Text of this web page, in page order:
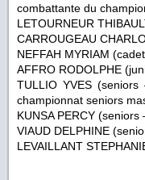
combattante du
LETOURNEUR
CARROUGEAU
NEFFAH MYRIAM
AFFRO RODOLPHE
TULLIO YVES
championnat seniors
KUNSA PERCY (seniors
VIAUD DELPHINE
LEVAILLANT